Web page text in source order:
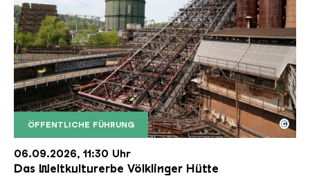
ÖFFENTLICHE FÜHRUNG
Der Erzschrägaufzug der Völklinger Hütte mit
Copyright: Weltkulturerbe Völklinger Hütte | Karl
©
06.09.2026, 11:30 Uhr
Das Weltkulturerbe Völklinger Hütte